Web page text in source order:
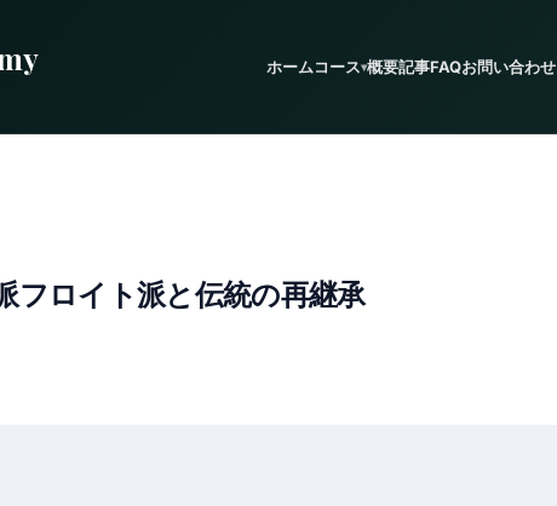
ホームコース 概要記事FAQお問い合わせ
フロイト派と伝統の再継承